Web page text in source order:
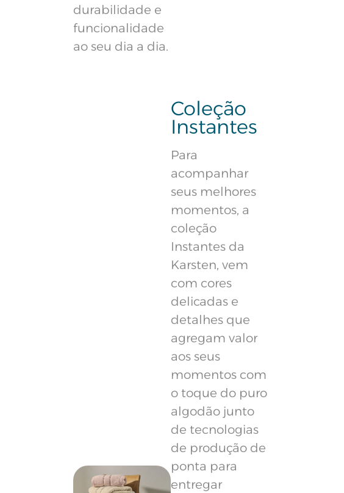
durabilidade e
funcionalidade
ao seu dia a dia.
Coleção
Instantes
Para
acompanhar
seus melhores
momentos, a
coleção
Instantes da
Karsten, vem
com cores
delicadas e
detalhes que
agregam valor
aos seus
momentos com
o toque do puro
algodão junto
de tecnologias
de produção de
ponta para
entregar